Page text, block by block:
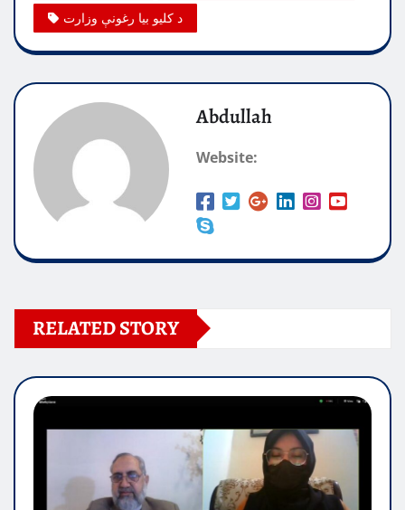
د کلیو بیا رغونې وزارت
Abdullah
Website:
RELATED STORY